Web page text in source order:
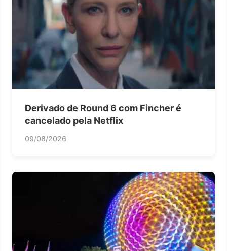
Derivado de Round 6 com Fincher é
cancelado pela Netflix
09/08/2026